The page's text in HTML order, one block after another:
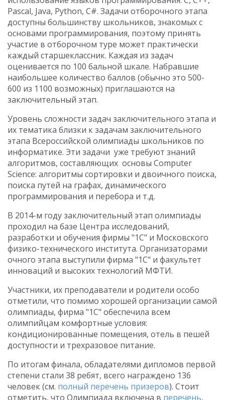
Pascal, Java, Python, C#. Задачи отборочного этапа
доступны большинству школьников, знакомых с
основами программирования, поэтому принять
участие в отборочном туре может практически
каждый старшеклассник. Каждая из задач
оценивается по 100 бальной шкале. Набравшие
наибольшее количество баллов (обычно это 500-
600 из 1100 возможных) приглашаются на
заключительный этап.
Уровень сложности задач заключительного этапа и
их тематика близки к задачам заключительного
этапа Всероссийской олимпиады школьников по
информатике. Эти задачи уже требуют знаний
алгоритмов, составляющих основы Computer
Science: алгоритмы сортировки и двоичного поиска,
поиска путей на графах, динамического
программирования и перебора и т.д.
В 2014-м году заключительный этап олимпиады
проходил на базе Центра исследований,
разработки и обучения фирмы "1С" и Московского
физико-технического института. Организаторами
очного этапа выступили фирма "1С" и факультет
инноваций и высоких технологий МФТИ.
Участники, их преподаватели и родители особо
отметили, что помимо хорошей организации самой
олимпиады, фирма "1С" обеспечила всем
олимпийцам комфортные условия:
кондиционированные помещения, отель в пешей
доступности и трехразовое питание.
По итогам финала, обладателями дипломов первой
степени стали 38 ребят, всего награждено 136
человек (см. полный перечень призеров). Стоит
отметить, что Олимпиада включена в перечень,